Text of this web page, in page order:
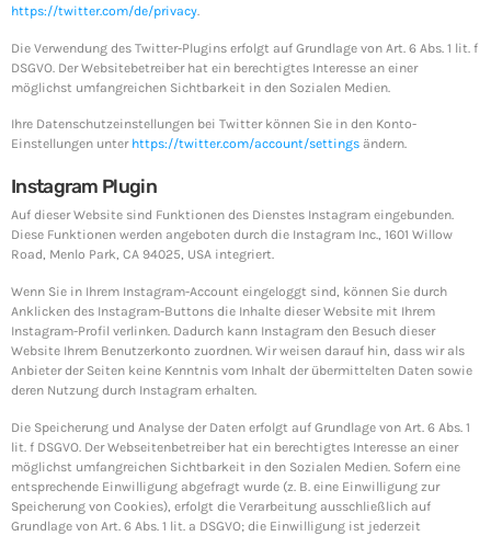
https://twitter.com/de/privacy
Die Verwendung des Twitter-Plugins erfolgt auf Grundlage von Art. 6 Abs. 1 lit. f
DSGVO. Der Websitebetreiber hat ein berechtigtes Interesse an einer
möglichst umfangreichen Sichtbarkeit in den Sozialen Medien.
Ihre Datenschutzeinstellungen bei Twitter können Sie in den Konto-
Einstellungen unter https://twitter.com/account/settings ändern.
Instagram Plugin
Auf dieser Website sind Funktionen des Dienstes Instagram eingebunden.
Diese Funktionen werden angeboten durch die Instagram Inc., 1601 Willow
Road, Menlo Park, CA 94025, USA integriert.
Wenn Sie in Ihrem Instagram-Account eingeloggt sind, können Sie durch
Anklicken des Instagram-Buttons die Inhalte dieser Website mit Ihrem
Instagram-Profil verlinken. Dadurch kann Instagram den Besuch dieser
Website Ihrem Benutzerkonto zuordnen. Wir weisen darauf hin, dass wir als
Anbieter der Seiten keine Kenntnis vom Inhalt der übermittelten Daten sowie
deren Nutzung durch Instagram erhalten.
Die Speicherung und Analyse der Daten erfolgt auf Grundlage von Art. 6 Abs. 1
lit. f DSGVO. Der Webseitenbetreiber hat ein berechtigtes Interesse an einer
möglichst umfangreichen Sichtbarkeit in den Sozialen Medien. Sofern eine
entsprechende Einwilligung abgefragt wurde (z. B. eine Einwilligung zur
Speicherung von Cookies), erfolgt die Verarbeitung ausschließlich auf
Grundlage von Art. 6 Abs. 1 lit. a DSGVO; die Einwilligung ist jederzeit